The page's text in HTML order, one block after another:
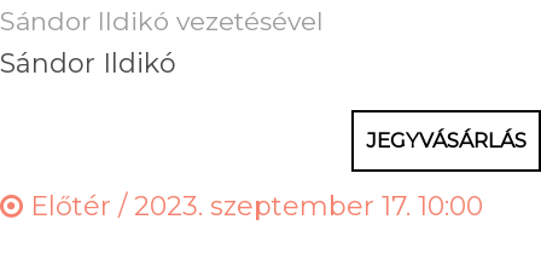
Sándor Ildikó vezetésével
Sándor Ildikó
JEGYVÁSÁRLÁS
Előtér /2023. szeptember 17. 10:00